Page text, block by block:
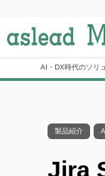
c
AI・DX時代のソリ
製品紹介
Jira